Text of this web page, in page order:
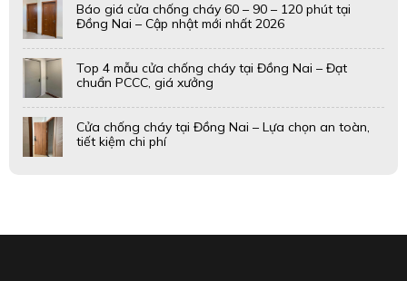
Báo giá cửa chống cháy 60 – 90 – 120 phút tại
Đồng Nai – Cập nhật mới nhất 2026
Top 4 mẫu cửa chống cháy tại Đồng Nai – Đạt
chuẩn PCCC, giá xưởng
Cửa chống cháy tại Đồng Nai – Lựa chọn an toàn,
tiết kiệm chi phí